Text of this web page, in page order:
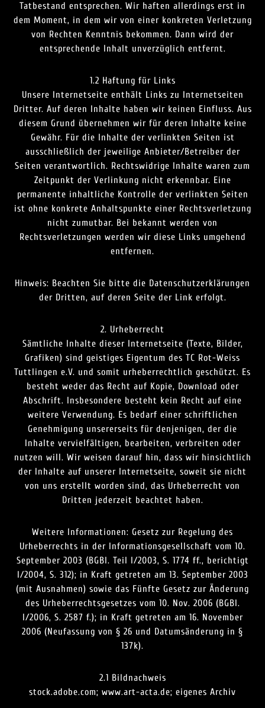
Tatbestand entsprechen. Wir haften allerdings erst in
dem Moment, in dem wir von einer konkreten Verletzung
von Rechten Kenntnis bekommen. Dann wird der
entsprechende Inhalt unverzüglich entfernt.
1.2 Haftung für Links
Unsere Internetseite enthält Links zu Internetseiten
Dritter. Auf deren Inhalte haben wir keinen Einfluss. Aus
diesem Grund übernehmen wir für deren Inhalte keine
Gewähr. Für die Inhalte der verlinkten Seiten ist
ausschließlich der jeweilige Anbieter/Betreiber der
Seiten verantwortlich. Rechtswidrige Inhalte waren zum
Zeitpunkt der Verlinkung nicht erkennbar. Eine
permanente inhaltliche Kontrolle der verlinkten Seiten
ist ohne konkrete Anhaltspunkte einer Rechtsverletzung
nicht zumutbar. Bei bekannt werden von
Rechtsverletzungen werden wir diese Links umgehend
entfernen.
Hinweis: Beachten Sie bitte die Datenschutzerklärungen
der Dritten, auf deren Seite der Link erfolgt.
2. Urheberrecht
Sämtliche Inhalte dieser Internetseite (Texte, Bilder,
Grafiken) sind geistiges Eigentum des TC Rot-Weiss
Tuttlingen e.V. und somit urheberrechtlich geschützt. Es
besteht weder das Recht auf Kopie, Download oder
Abschrift. Insbesondere besteht kein Recht auf eine
weitere Verwendung. Es bedarf einer schriftlichen
Genehmigung unsererseits für denjenigen, der die
Inhalte vervielfältigen, bearbeiten, verbreiten oder
nutzen will. Wir weisen darauf hin, dass wir hinsichtlich
der Inhalte auf unserer Internetseite, soweit sie nicht
von uns erstellt worden sind, das Urheberrecht von
Dritten jederzeit beachtet haben.
Weitere Informationen: Gesetz zur Regelung des
Urheberrechts in der Informationsgesellschaft vom 10.
September 2003 (BGBl. Teil I/2003, S. 1774 ff., berichtigt
I/2004, S. 312); in Kraft getreten am 13. September 2003
(mit Ausnahmen) sowie das Fünfte Gesetz zur Änderung
des Urheberrechtsgesetzes vom 10. Nov. 2006 (BGBl.
I/2006, S. 2587 f.); in Kraft getreten am 16. November
2006 (Neufassung von § 26 und Datumsänderung in §
137k).
2.1 Bildnachweis
stock.adobe.com; www.art-acta.de; eigenes Archiv